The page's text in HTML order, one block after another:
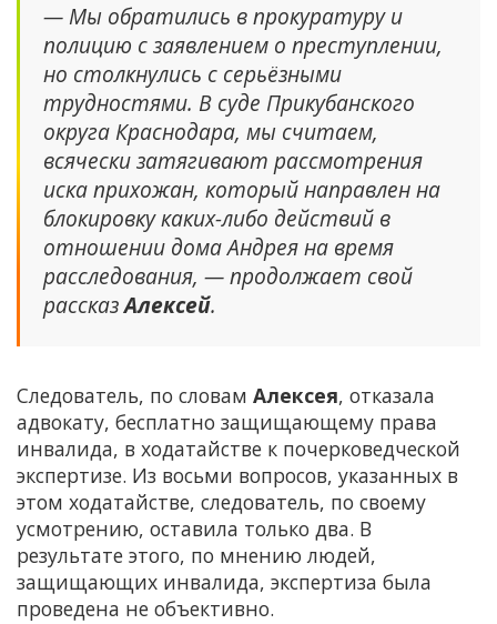
— Мы обратились в прокуратуру и
полицию с заявлением о преступлении,
но столкнулись с серьёзными
трудностями. В суде Прикубанского
округа Краснодара, мы считаем,
всячески затягивают рассмотрения
иска прихожан, который направлен на
блокировку каких-либо действий в
отношении дома Андрея на время
расследования, — продолжает свой
рассказАлексей.
Следователь, по словам Алексея, отказала
адвокату, бесплатно защищающему права
инвалида, в ходатайстве к почерковедческой
экспертизе. Из восьми вопросов, указанных в
этом ходатайстве, следователь, по своему
усмотрению, оставила только два. В
результате этого, по мнению людей,
защищающих инвалида, экспертиза была
проведена не объективно.